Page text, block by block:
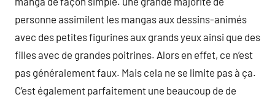
personne assimilent les mangas aux dessins-animés
avec des petites figurines aux grands yeux ainsi que des
filles avec de grandes poitrines. Alors en effet, ce n’est
pas généralement faux. Mais cela ne se limite pas à ça.
C’est également parfaitement une beaucoup de de